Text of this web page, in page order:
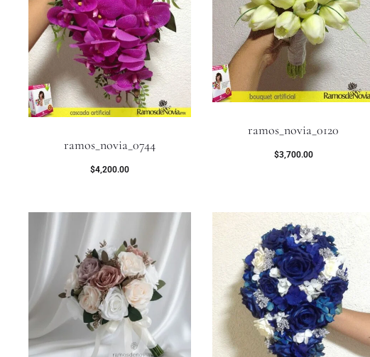
ramos_novia_0744
$4,200.00
ramos_novia_0120
$3,700.00